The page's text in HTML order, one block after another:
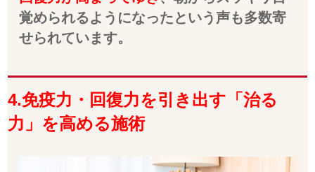
覚められるようになったという声も多数寄
せられています。
4.免疫力・回復力を引き出す「治る
力」を高める施術